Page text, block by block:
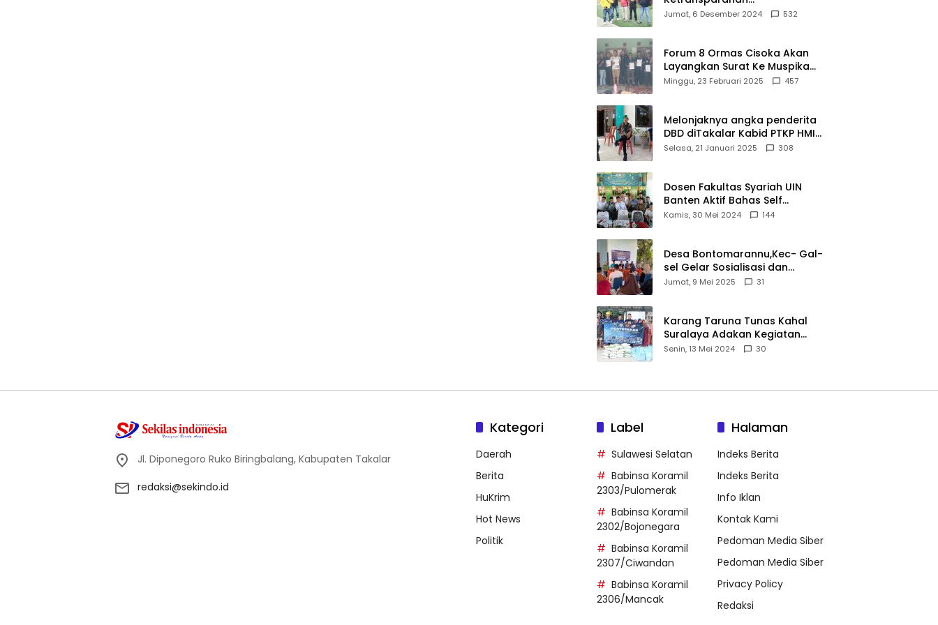
Universitas
Pelayanan
Pembangunan Gedung
Jumat, 6 Desember 2024 532
Forum 8 Ormas Cisoka Akan
Layangkan Surat Ke Muspika
Atas Adanya Kantor Matel di
Minggu, 23 Februari 2025 457
Melonjaknya angka penderita
DBD diTakalar Kabid PTKP HMI
Cab.Takalar angkat bicara
Selasa, 21 Januari 2025 308
Dosen Fakultas Syariah UIN
Banten Aktif Bahas Self
Declare Halal dalam Forum
Kamis, 30 Mei 2024 144
Desa Bontomarannu,Kec- Gal-
sel Gelar Sosialisasi dan
Bimtek Pemutakhiran Data ID
Jumat, 9 Mei 2025 31
Karang Taruna Tunas Kahal
Suralaya Adakan Kegiatan
Bansos Terhadap Kaum
Senin, 13 Mei 2024 30
Jl. Diponegoro Ruko Biringbalang, Kabupaten Takalar
redaksi@sekindo.id
Kategori
Daerah
Berita
HuKrim
Hot News
Politik
Label
Sulawesi Selatan
Babinsa Koramil
2303/Pulomerak
Babinsa Koramil
2302/Bojonegara
Babinsa Koramil
2307/Ciwandan
Babinsa Koramil
2306/Mancak
Halaman
Indeks Berita
Indeks Berita
Info Iklan
Kontak Kami
Pedoman Media Siber
Pedoman Media Siber
Privacy Policy
Redaksi